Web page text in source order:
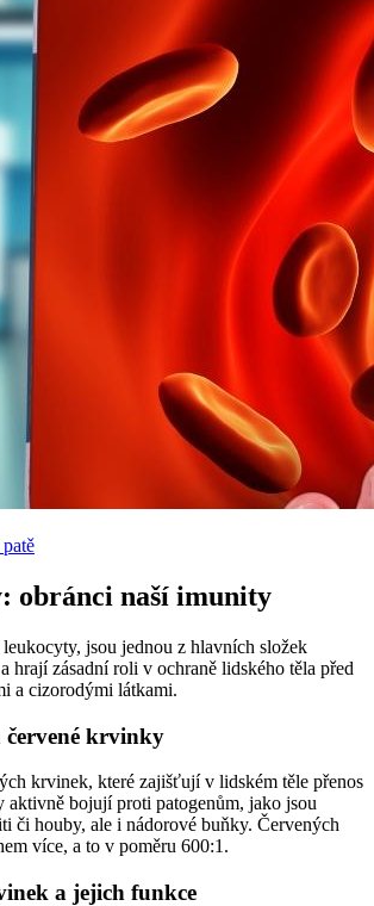
obránci naší imunity
jsou jednou z hlavních složek
hrají zásadní roli v ochraně lidského těla před
a cizorodými látkami.
červené krvinky
krvinek, které zajišťují v lidském těle přenos
bojují proti patogenům, jako jsou
či houby, ale i nádorové buňky. Červených
více, a to v poměru 600:1.
a jejich funkce